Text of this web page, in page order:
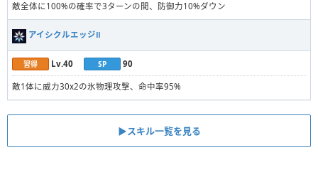
敵全体に100%の確率で3ターンの間、防御力10%ダウン
アイシクルエッジⅡ
習得 Lv.40 SP 90
敵1体に威力30x2の氷物理攻撃、命中率95%
▶︎スキル一覧を見る